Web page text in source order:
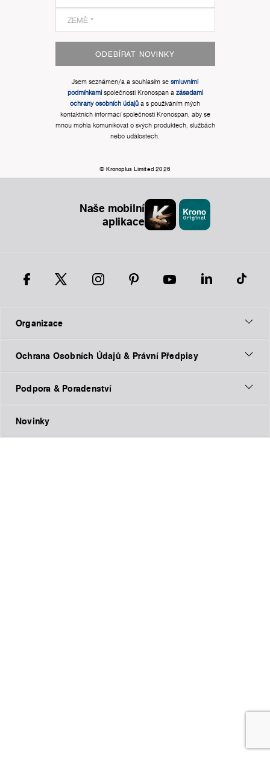
ODEBÍRAT NOVINKY
Jsem seznámen/a a souhlasím se smluvními
podmínkamispolečnosti Kronospan a zásadami
ochrany osobních údajů a s používáním mých
kontaktních informací společnosti Kronospan, aby se
mnou mohla komunikovat o svých produktech, službách
nebo událostech.
© Kronoplus Limited 2026
Naše mobilní
aplikace
Organizace
Ochrana Osobních Údajů & Právní Předpisy
Podpora & Poradenství
Novinky